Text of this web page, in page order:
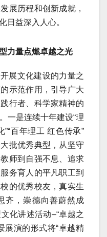
展历程和创新成就，
日益深入人心。
力量点燃卓越之光
展文化建设的力量之
示范作用，引导广大
行者、科学家精神的
一是连续十年建设“理
”“百年理工 红色传承”
批优秀典型，从坚守
师到自强不息、追求
务育人的平凡职工到
的优秀校友，真实生
齐，崇德向善蔚然成
化讲述活动–“卓越之
展演的形式将“卓越精